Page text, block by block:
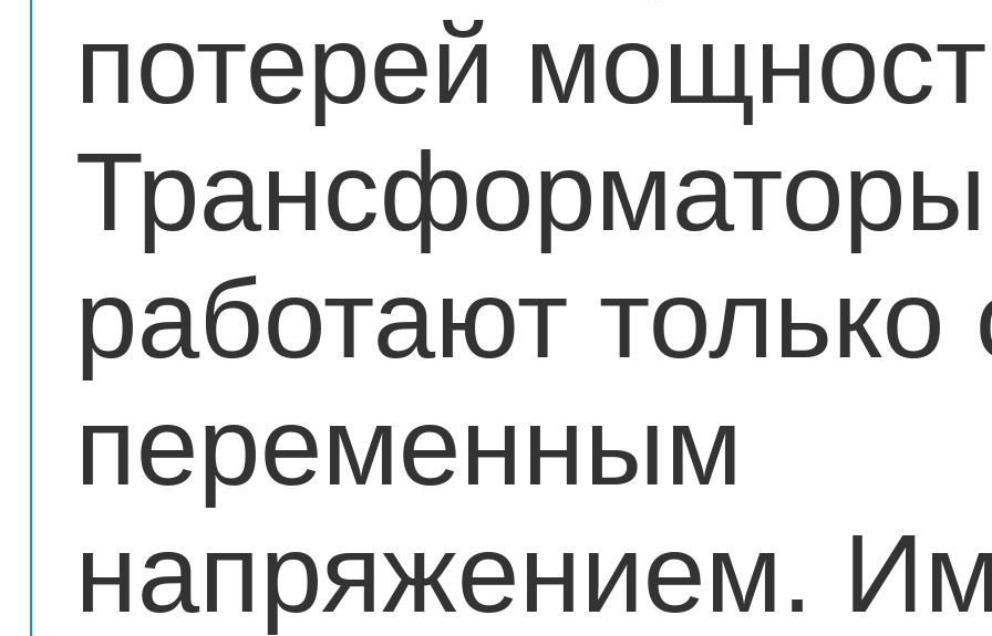
потерей
Трансформаторы
работают только
переменным
напряжением.